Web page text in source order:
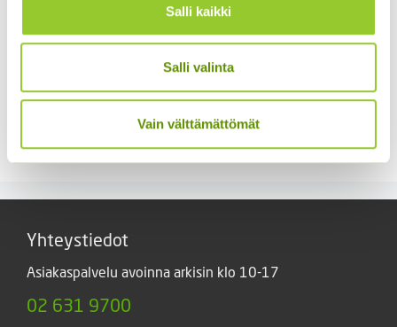
Salli kaikki
Salli valinta
Vain välttämättömät
Jänönhäntä ’Bunny
5,00€ Sisältää arvonlisäveron
Kaliforniantuliunikko
Sperli Dalli
5,50€ Sisältää arvonlisäveron
Yhteystiedot
Asiakaspalvelu avoinna arkisin klo 10-17
02 631 9700